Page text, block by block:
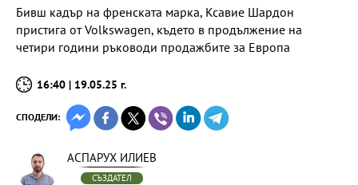
Бивш кадър на френската марка, Ксавие Шардон
пристига от Volkswagen, където в продължение на
четири години ръководи продажбите за Европа
16:40 | 19.05.25 г.
СПОДЕЛИ:
АСПАРУХ ИЛИЕВ
СЪЗДАТЕЛ